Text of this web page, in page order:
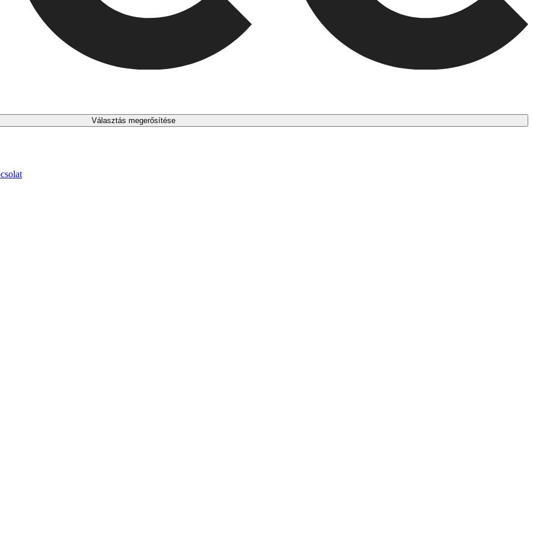
Választás megerősítése